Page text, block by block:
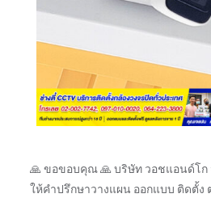
🙏 ขอขอบคุณ 🙏 บริษัท วอชแอนด์โก
ให้คำปรึกษาวางแผน ออกแบบ ติดตั้ง